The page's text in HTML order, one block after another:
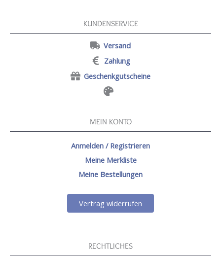
KUNDENSERVICE
Versand
Zahlung
Geschenkgutscheine
MEIN KONTO
Anmelden / Registrieren
Meine Merkliste
Meine Bestellungen
Vertrag widerrufen
RECHTLICHES